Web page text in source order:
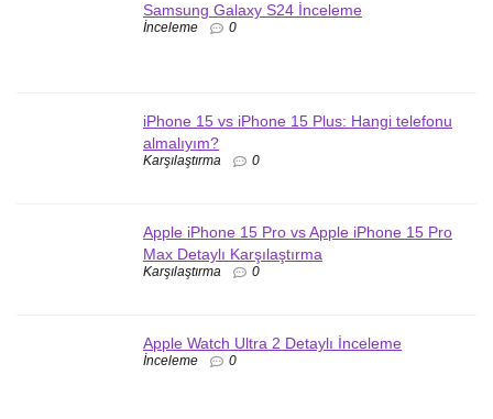
Samsung Galaxy S24 İnceleme
İnceleme 0
iPhone 15 vs iPhone 15 Plus: Hangi telefonu
almalıyım?
Karşılaştırma 0
Apple iPhone 15 Pro vs Apple iPhone 15 Pro
Max Detaylı Karşılaştırma
Karşılaştırma 0
Apple Watch Ultra 2 Detaylı İnceleme
İnceleme 0